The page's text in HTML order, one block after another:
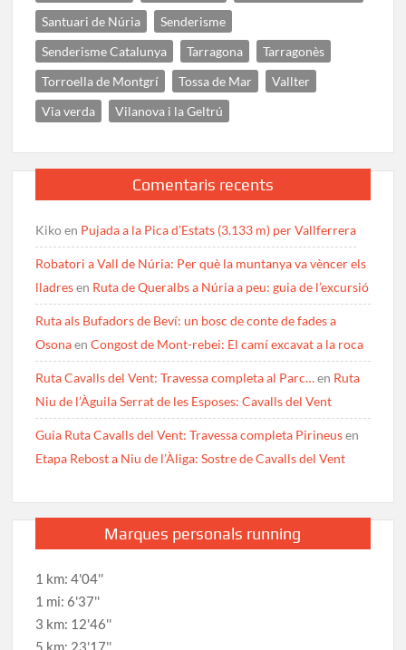
Santuari de Núria
Senderisme
Senderisme Catalunya
Tarragona
Tarragonès
Torroella de Montgrí
Tossa de Mar
Vallter
Via verda
Vilanova i la Geltrú
Comentaris recents
Kikoen Pujada a la Pica d’Estats (3.133 m) per Vallferrera
Robatori a Vall de Núria: Per què la muntanya va vèncer els
lladresen Ruta de Queralbs a Núria a peu: guia de l’excursió
Ruta als Bufadors de Beví: un bosc de conte de fades a
OsonaenCongost de Mont-rebei: El camí excavat a la roca
Ruta Cavalls del Vent: Travessa completa al Parc…en Ruta
Niu de l’Àguila Serrat de les Esposes: Cavalls del Vent
Guia Ruta Cavalls del Vent: Travessa completa Pirineusen
Etapa Rebost a Niu de l’Àliga: Sostre de Cavalls del Vent
Marques personals running
1 km: 4'04''
1 mi: 6'37''
3 km: 12'46''
5 km: 23'17''